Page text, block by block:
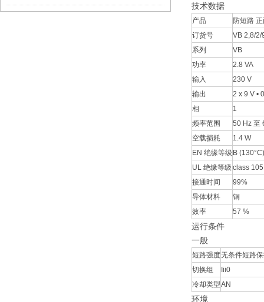
技术数据
产品
防短路
订货号
VB 2,8/2/
系列
VB
功率
2.8 VA
输入
230 V
输出
2 x 9 V •
相
1
频率范围
50 Hz 至
空载损耗
1.4 W
EN 绝缘等级 B (130°C)
UL 绝缘等级 class 105
接通时间
99%
导体材料
铜
效率
57 %
运行条件
一般
短路强度无条件短路
切换组
Iii0
冷却类型AN
环境